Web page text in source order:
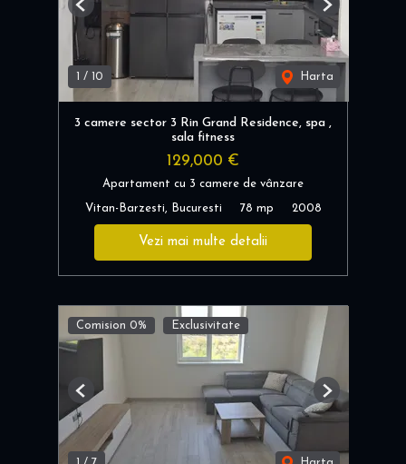
/ 10 Harta
Previous Next
3 camere sector 3 Rin Grand Residence, spa ,
sala fitness
129,000 €
Apartament cu 3 camere de vânzare
Vitan-Barzesti, Bucuresti 78 mp 2008
Vezi mai multe detalii
Comision 0% Exclusivitate
Previous Next